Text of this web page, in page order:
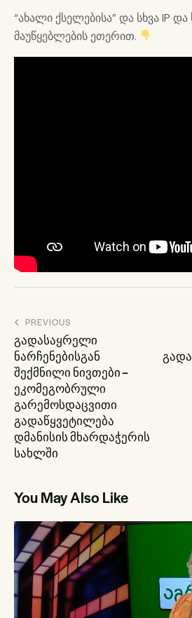
“ახალი ქსელებისა” და სხვა IP
მაუწყებლების ეთერით.
პოსტის
ნავიგაცია
PREVIOUS
გადასაყრელი
ნარჩენებისგან
შექმნილი ნივთები –
ეკომეგობრული
გარემოსდაცვითი
გადაწყვეტილება
დმანისის მხარდაჭერის
სახლში
You May Also Like